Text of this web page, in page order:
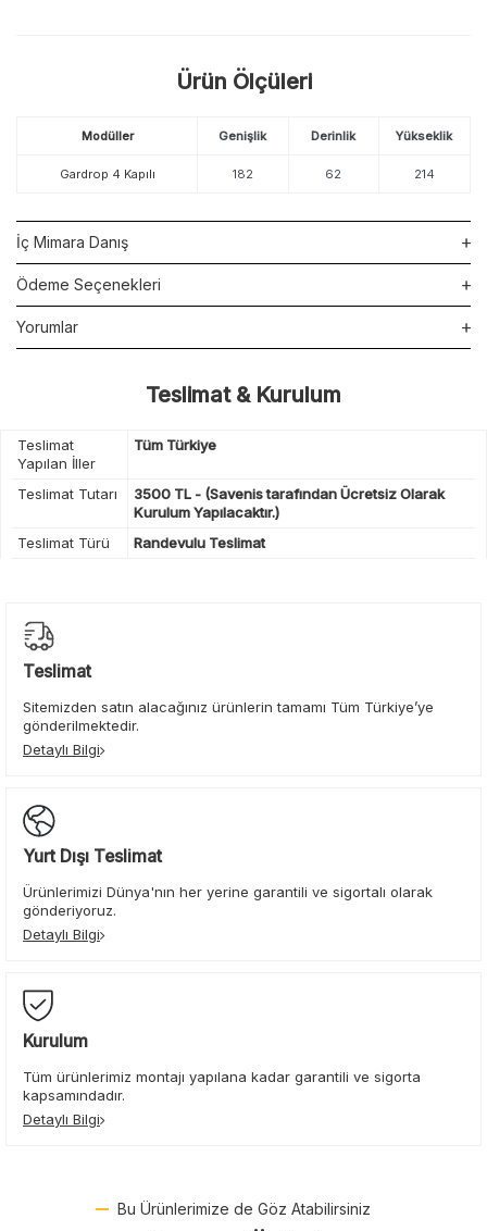
Ürün Ölçüleri
Modüller Genişlik Derinlik Yükseklik
Gardrop 4 Kapılı 182 62 214
İç Mimara Danış
Ödeme Seçenekleri
Yorumlar
Teslimat & Kurulum
Teslimat
Yapılan İller
Tüm Türkiye
Teslimat Tutarı
3500 TL - (Savenis tarafından Ücretsiz Olarak
Kurulum Yapılacaktır.)
Teslimat Türü
Randevulu Teslimat
Teslimat
Sitemizden satın alacağınız ürünlerin tamamı Tüm Türkiye’ye
gönderilmektedir.
Detaylı Bilgi
Yurt Dışı Teslimat
Ürünlerimizi Dünya'nın her yerine garantili ve sigortalı olarak
gönderiyoruz.
Detaylı Bilgi
Kurulum
Tüm ürünlerimiz montajı yapılana kadar garantili ve sigorta
kapsamındadır.
Detaylı Bilgi
Bu Ürünlerimize de Göz Atabilirsiniz